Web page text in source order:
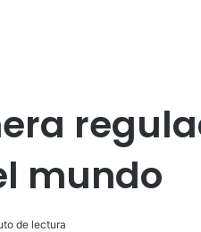
mundo
de lectura